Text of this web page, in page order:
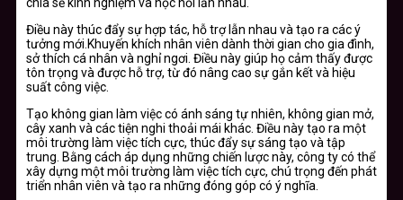
Điều này thúc đẩy sự hợp tác, hỗ trợ lẫn nhau và tạo ra các ý
tưởng mới.Khuyến khích nhân viên dành thời gian cho gia đình,
sở thích cá nhân và nghỉ ngơi. Điều này giúp họ cảm thấy được
tôn trọng và được hỗ trợ, từ đó nâng cao sự gắn kết và hiệu
suất công việc.
Tạo không gian làm việc có ánh sáng tự nhiên, không gian mở,
cây xanh và các tiện nghi thoải mái khác. Điều này tạo ra một
môi trường làm việc tích cực, thúc đẩy sự sáng tạo và tập
trung. Bằng cách áp dụng những chiến lược này, công ty có thể
xây dựng một môi trường làm việc tích cực, chú trọng đến phát
triển nhân viên và tạo ra những đóng góp có ý nghĩa.